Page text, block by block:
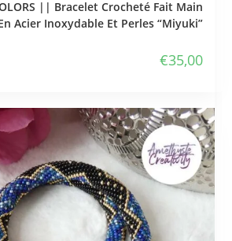
|| Bracelet Crocheté Fait Main
Acier Inoxydable Et Perles “Miyuki”
€35,00